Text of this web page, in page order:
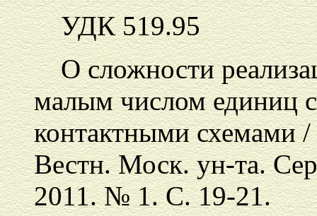
УДК 519.95
О сложности
малым числом единиц
контактными схемами /
Вестн. Моск. ун-та.
2011. № 1. С. 19-21.